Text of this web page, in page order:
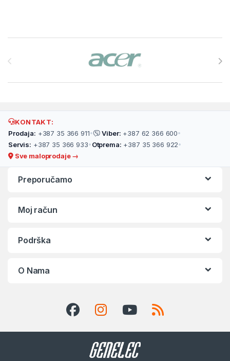
KONTAKT:
Prodaja: +387 35 366 911• Viber: +387 62 366 600•
Servis: +387 35 366 933• Otprema: +387 35 366 922•
Sve maloprodaje →
Preporučamo
Moj račun
Podrška
O Nama